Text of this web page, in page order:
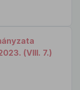
(VIII. 7.)